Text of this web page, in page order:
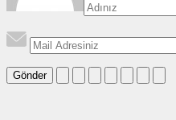
Gönder